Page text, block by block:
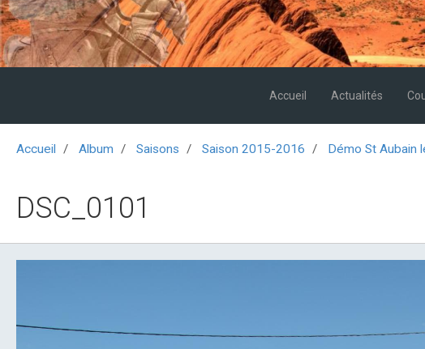
Accueil Actualités
Accueil Album Saisons Saison 2015-2016 Démo St Aubain
DSC_0101